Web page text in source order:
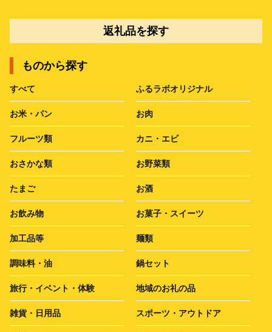
返礼品を探す
ものから探す
すべて ふるラボオリジナル
お米・パン お肉
フルーツ類 カニ・エビ
おさかな類 お野菜類
たまご お酒
お飲み物 お菓子・スイーツ
加工品等 麺類
調味料・油 鍋セット
旅行・イベント・体験 地域のお礼の品
雑貨・日用品 スポーツ・アウトドア